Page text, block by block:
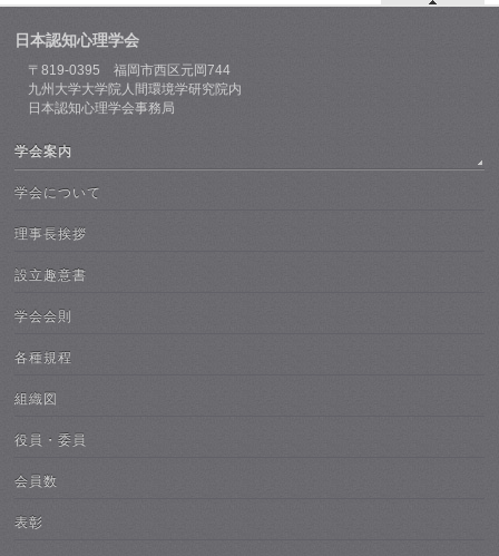
日本認知心理学会
〒819-0395 福岡市西区元岡744
九州大学大学院人間環境学研究院内
日本認知心理学会事務局
学会案内
学会について
理事長挨拶
設立趣意書
学会会則
各種規程
組織図
役員・委員
会員数
表彰